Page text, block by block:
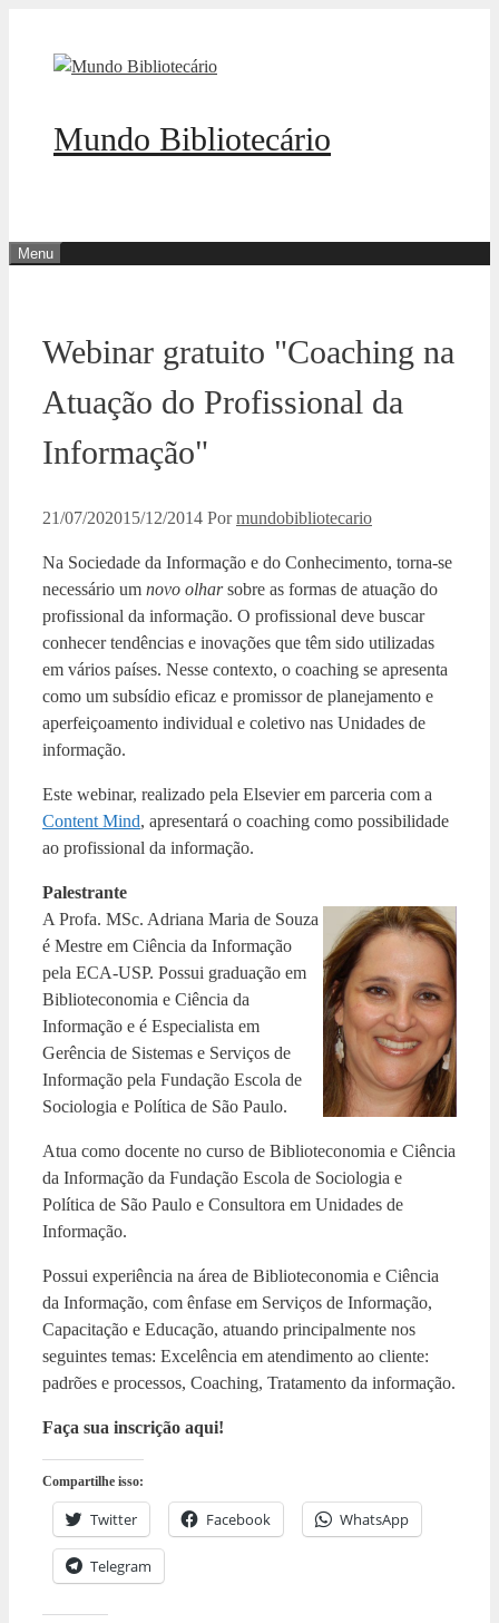
Mundo Bibliotecário
Menu
Webinar gratuito "Coaching na
Atuação do Profissional da
Informação"
21/07/202015/12/2014 Pormundobibliotecario
Na Sociedade da Informação e do Conhecimento, torna-se
necessário um novo olharsobre as formas de atuação do
profissional da informação. O profissional deve buscar
conhecer tendências e inovações que têm sido utilizadas
em vários países. Nesse contexto, o coaching se apresenta
como um subsídio eficaz e promissor de planejamento e
aperfeiçoamento individual e coletivo nas Unidades de
informação.
Este webinar, realizado pela Elsevier em parceria com a
Content Mind, apresentará o coaching como possibilidade
ao profissional da informação.
Palestrante
A Profa. MSc. Adriana Maria de Souza
é Mestre em Ciência da Informação
pela ECA-USP. Possui graduação em
Biblioteconomia e Ciência da
Informação e é Especialista em
Gerência de Sistemas e Serviços de
Informação pela Fundação Escola de
Sociologia e Política de São Paulo.
Atua como docente no curso de Biblioteconomia e Ciência
da Informação da Fundação Escola de Sociologia e
Política de São Paulo e Consultora em Unidades de
Informação.
Possui experiência na área de Biblioteconomia e Ciência
da Informação, com ênfase em Serviços de Informação,
Capacitação e Educação, atuando principalmente nos
seguintes temas: Excelência em atendimento ao cliente:
padrões e processos, Coaching, Tratamento da informação.
Faça sua inscrição aqui!
Compartilhe isso:
Twitter Facebook WhatsApp
Telegram